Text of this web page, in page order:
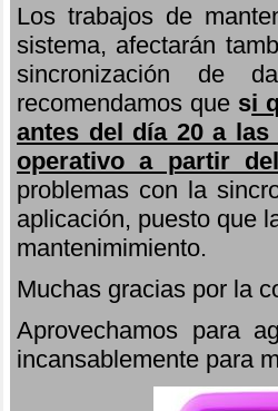
Los trabajos de
sistema, afectarán
sincronización de
recomendamos que si
antes del día 20 a
operativo a partir
problemas con la
aplicación, puesto que
mantenimimiento.
Muchas gracias por la
Aprovechamos para
incansablemente para